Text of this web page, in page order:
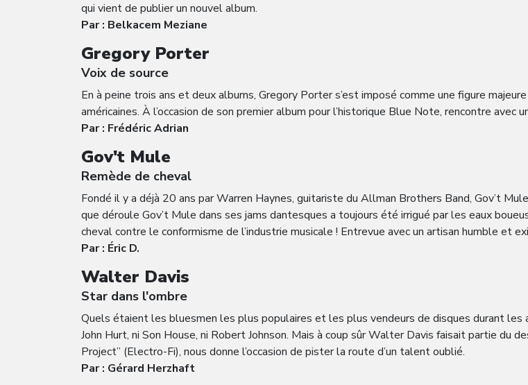
qui vient de publier un nouvel album.
Par : Belkacem Meziane
Gregory Porter
Voix de source
En à peine trois ans et deux albums, Gregory Porter s’est imposé comme une figure
américaines. À l’occasion de son premier album pour l’historique Blue Note, rencontre avec
Par : Frédéric Adrian
Gov't Mule
Remède de cheval
Fondé il y a déjà 20 ans par Warren Haynes, guitariste du Allman Brothers Band, Gov’t
que déroule Gov’t Mule dans ses jams dantesques a toujours été irrigué par les eaux
cheval contre le conformisme de l’industrie musicale ! Entrevue avec un artisan humble et
Par : Éric D.
Walter Davis
Star dans l'ombre
Quels étaient les bluesmen les plus populaires et les plus vendeurs de disques durant
John Hurt, ni Son House, ni Robert Johnson. Mais à coup sûr Walter Davis faisait partie du
Project” (Electro-Fi), nous donne l’occasion de pister la route d’un talent oublié.
Par : Gérard Herzhaft